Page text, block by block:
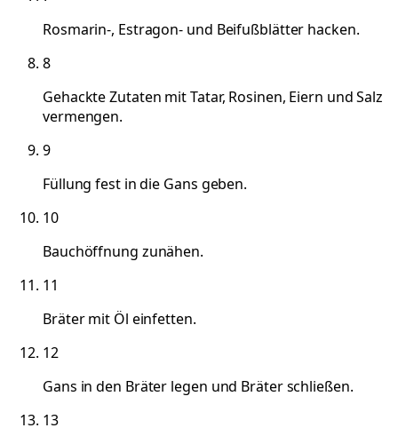
Rosmarin-, Estragon- und Beifußblätter hacken.
8
Gehackte Zutaten mit Tatar, Rosinen, Eiern und Salz
vermengen.
9
Füllung fest in die Gans geben.
10
Bauchöffnung zunähen.
11
Bräter mit Öl einfetten.
12
Gans in den Bräter legen und Bräter schließen.
13